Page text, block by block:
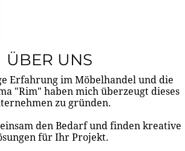
ÜBER UNS
Erfahrung im Möbelhandel und die
"Rim" haben mich überzeugt dieses
zu gründen.
den Bedarf und finden kreative
für Ihr Projekt.